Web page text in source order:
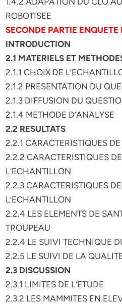
ROBOTISEE
SECONDE PARTIE ENQUETE
INTRODUCTION
2.1 MATERIELS ET
2.1.1 CHOIX DE
2.1.2 PRESENTATION DU
2.1.3 DIFFUSION DU
2.1.4 METHODE D’ANALYSE
2.2 RESULTATS
2.2.1 CARACTERISTIQUES
2.2.2 CARACTERISTIQUES
L’ECHANTILLON
2.2.3 CARACTERISTIQUES
L’ECHANTILLON
2.2.4 LES ELEMENTS DE
TROUPEAU
2.2.4 LE SUIVI TECHNIQUE
2.2.5 LE SUIVI DE LA
2.3 DISCUSSION
2.3.1 LIMITES DE L’ETUDE
2.3.2 LES MAMMITES EN